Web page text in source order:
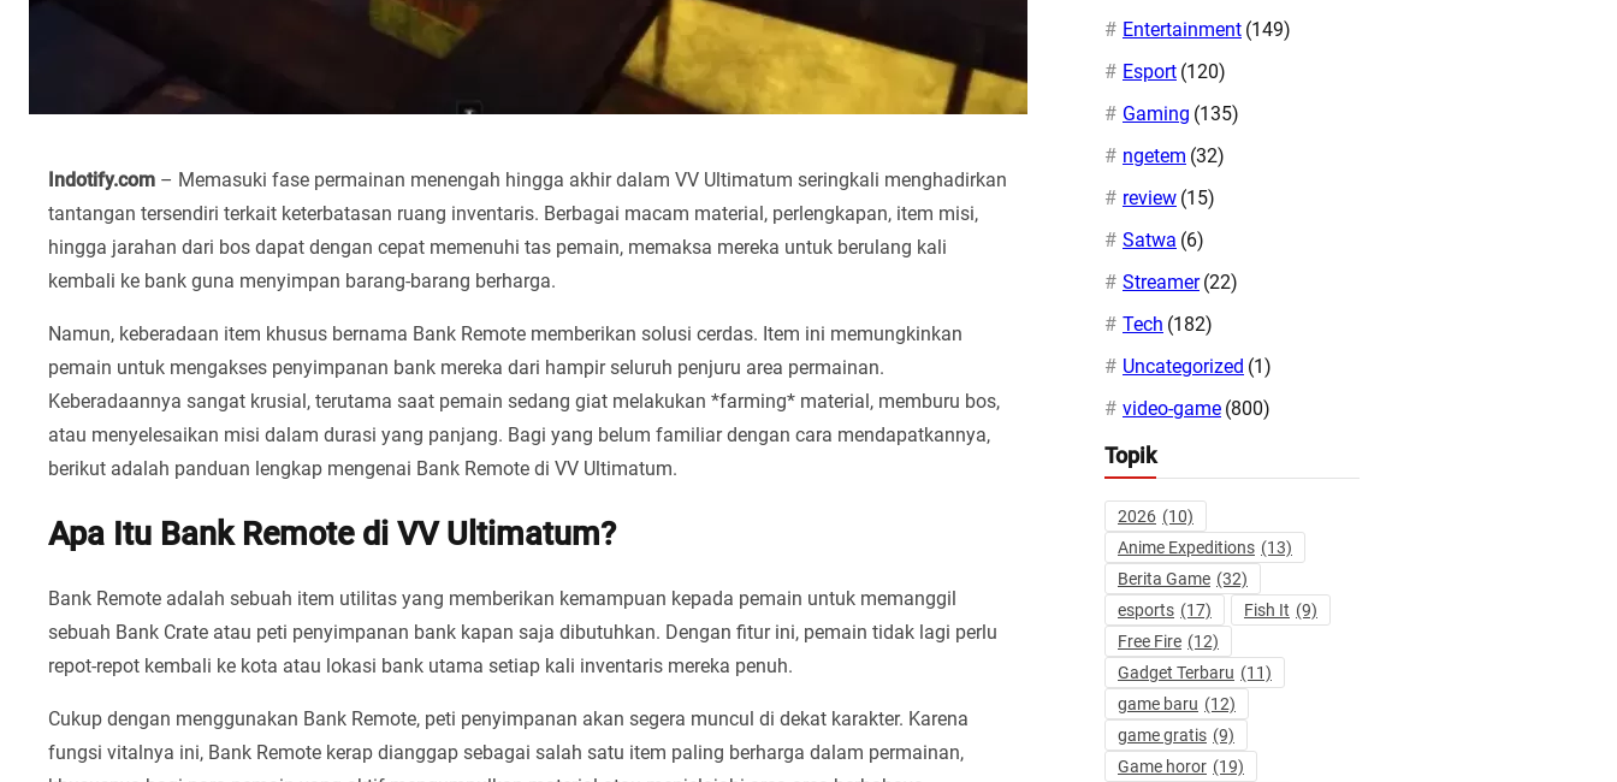
Indotify.com – Memasuki fase permainan menengah hingga akhir dalam VV Ultimatum seringkali menghadirkan
tantangan tersendiri terkait keterbatasan ruang inventaris. Berbagai macam material, perlengkapan, item misi,
hingga jarahan dari bos dapat dengan cepat memenuhi tas pemain, memaksa mereka untuk berulang kali
kembali ke bank guna menyimpan barang-barang berharga.
Namun, keberadaan item khusus bernama Bank Remote memberikan solusi cerdas. Item ini memungkinkan
pemain untuk mengakses penyimpanan bank mereka dari hampir seluruh penjuru area permainan.
Keberadaannya sangat krusial, terutama saat pemain sedang giat melakukan *farming* material, memburu bos,
atau menyelesaikan misi dalam durasi yang panjang. Bagi yang belum familiar dengan cara mendapatkannya,
berikut adalah panduan lengkap mengenai Bank Remote di VV Ultimatum.
Apa Itu Bank Remote di VV Ultimatum?
Bank Remote adalah sebuah item utilitas yang memberikan kemampuan kepada pemain untuk memanggil
sebuah Bank Crate atau peti penyimpanan bank kapan saja dibutuhkan. Dengan fitur ini, pemain tidak lagi perlu
repot-repot kembali ke kota atau lokasi bank utama setiap kali inventaris mereka penuh.
Cukup dengan menggunakan Bank Remote, peti penyimpanan akan segera muncul di dekat karakter. Karena
fungsi vitalnya ini, Bank Remote kerap dianggap sebagai salah satu item paling berharga dalam permainan,
Entertainment (149)
Esport (120)
Gaming (135)
ngetem (32)
review (15)
Satwa (6)
Streamer (22)
Tech (182)
Uncategorized (1)
video-game (800)
Topik
2026 (10)
Anime Expeditions (13)
Berita Game (32)
esports (17) Fish It (9)
Free Fire (12)
Gadget Terbaru (11)
game baru (12)
game gratis (9)
Game horor (19)